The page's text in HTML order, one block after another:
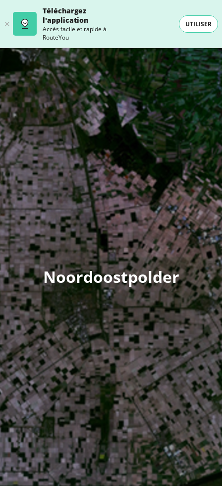
Téléchargez
l'application
Accès facile et rapide à
RouteYou
UTILISER
Noordoostpolder